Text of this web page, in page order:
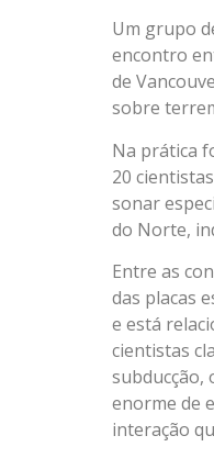
Um grupo
encontro
de
sobre
Na prática
20
sonar
do Norte,
Entre as
das placas
e está
cientistas
subducção,
enorme de
interação